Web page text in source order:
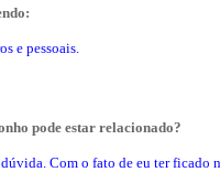
e pessoais.
pode estar relacionado?
Com o fato de eu ter ficado